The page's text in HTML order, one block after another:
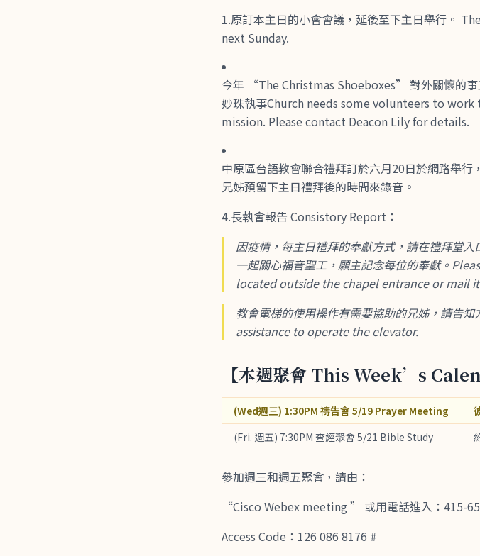
1.原訂本主日的小會會議，延後至下主日舉行。
next Sunday.
今年 “The Christmas Shoeboxes” 對外關懷的
妙珠執事Church needs some volunteers to
mission. Please contact Deacon Lily for details.
中原區台語教會聯合禮拜訂於六月20日於網路舉
兄姊預留下主日禮拜後的時間來錄音。
4.長執會報告 Consistory Report：
因疫情，每主日禮拜的奉獻方式，請在禮拜堂
一起關心福音聖工，願主記念每位的奉獻。
located outside the chapel entrance or mail
教會電梯的使用操作有需要協助的兄姊，請告
assistance to operate the elevator.
【本週聚會 This Week’s
(Wed週三) 1:30PM 禱告會 5/19 Prayer Meeting
(Fri. 週五) 7:30PM 查經聚會 5/21 Bible Study
參加週三和週五聚會，請由：
“Cisco Webex meeting ” 或用電話進入：415-
Access Code：126 086 8176 #